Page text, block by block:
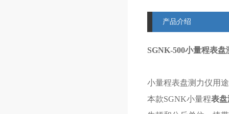
产品介绍
SGNK-500小量程表
小量程表盘测力仪用
本款SGNK小量程表